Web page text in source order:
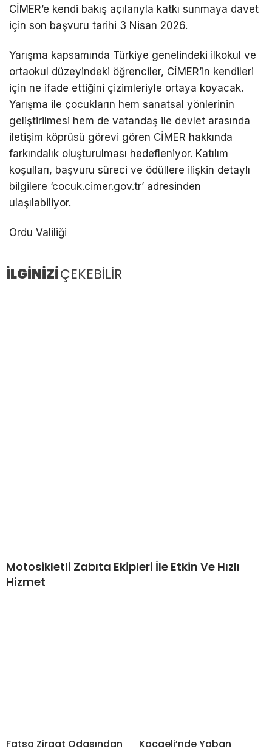
CİMER’e kendi bakış açılarıyla katkı sunmaya davet
için son başvuru tarihi 3 Nisan 2026.
Yarışma kapsamında Türkiye genelindeki ilkokul ve
ortaokul düzeyindeki öğrenciler, CİMER’in kendileri
için ne ifade ettiğini çizimleriyle ortaya koyacak.
Yarışma ile çocukların hem sanatsal yönlerinin
geliştirilmesi hem de vatandaş ile devlet arasında
iletişim köprüsü görevi gören CİMER hakkında
farkındalık oluşturulması hedefleniyor. Katılım
koşulları, başvuru süreci ve ödüllere ilişkin detaylı
bilgilere ‘cocuk.cimer.gov.tr’ adresinden
ulaşılabiliyor.
Ordu Valiliği
İLGİNİZİÇEKEBİLİR
Motosikletli Zabıta Ekipleri İle Etkin Ve Hızlı
Hizmet
Fatsa Ziraat Odasından Kocaeli’nde Yaban